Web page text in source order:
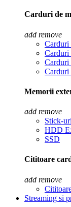
Carduri de
add remove
Carduri
Carduri
Memorii
add remove
Stick-
HDD
SSD
Cititoare
add remove
Streaming si